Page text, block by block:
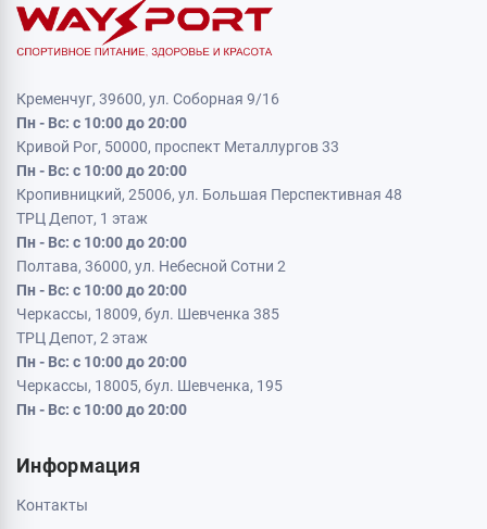
Кременчуг, 39600, ул. Соборная 9/16
Пн - Вс: с 10:00 до 20:00
Кривой Рог, 50000, проспект Металлургов 33
Пн - Вс: с 10:00 до 20:00
Кропивницкий, 25006, ул. Большая Перспективная 48
ТРЦ Депот, 1 этаж
Пн - Вс: с 10:00 до 20:00
Полтава, 36000, ул. Небесной Сотни 2
Пн - Вс: с 10:00 до 20:00
Черкассы, 18009, бул. Шевченка 385
ТРЦ Депот, 2 этаж
Пн - Вс: с 10:00 до 20:00
Черкассы, 18005, бул. Шевченка, 195
Пн - Вс: с 10:00 до 20:00
Информация
Контакты